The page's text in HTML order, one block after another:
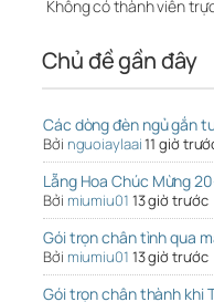
Không có thành viên
Chủ đề gần đây
Các dòng đèn ngủ gắn
Bởi nguoiaylaai11 giờ
Lẵng Hoa Chúc Mừng
Bởi miumiu01 13 giờ trước
Gói trọn chân tình qua
Bởi miumiu01 13 giờ trước
Gói trọn chân thành khi